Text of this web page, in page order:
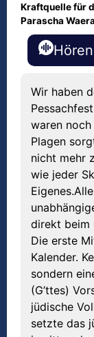
Kraftquelle für
Parascha Waera
Wir haben
waren
Plagen
nicht mehr
wie jeder
direkt beim
Die erste
Kalender.
sondern
(G’ttes)
jüdische
setzte das